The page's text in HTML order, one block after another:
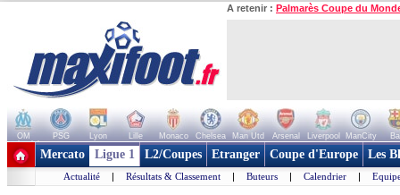
A retenir : Palmarès Coupe du
OM PSG Lyon Lille Monaco Chelsea Man Utd Arsenal Liverpool ManCity
+ de clubs
Mercato Ligue 1 L2/Coupes Etranger Coupe d'Europe Les
Actualité | Résultats & Classement | Buteurs | Calendrier |